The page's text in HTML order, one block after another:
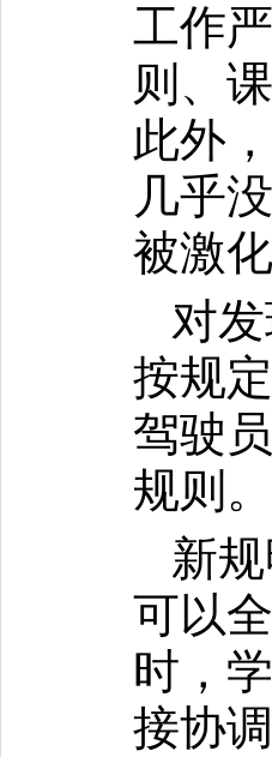
工作
则、
此外
几乎
被激化
对
按规
驾驶
规则。
新
可以
时，
接协